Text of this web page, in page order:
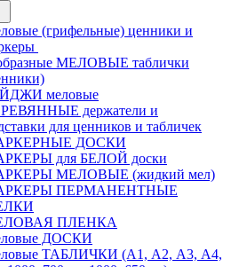
(грифельные) ценники и
МЕЛОВЫЕ таблички
меловые
держатели и
для ценников и табличек
ДОСКИ
для БЕЛОЙ доски
МЕЛОВЫЕ (жидкий мел)
ПЕРМАНЕНТНЫЕ
ПЛЕНКА
ДОСКИ
ТАБЛИЧКИ (А1, А2, А3, А4,